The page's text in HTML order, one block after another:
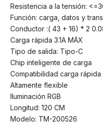
Resistencia a la tensión:
Función: carga, datos y
Conductor :( 43 + 16) * 2
Carga rápida 3.1A MÁX
Tipo de salida: Tipo-C
Chip inteligente de carga
Compatibilidad carga rápida
Altamente flexible
Iluminación RGB
Longitud: 120 CM
Modelo: TM-200526